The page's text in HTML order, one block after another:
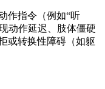
作指令（例如“听
动作延迟、肢体僵硬
或转换性障碍（如躯